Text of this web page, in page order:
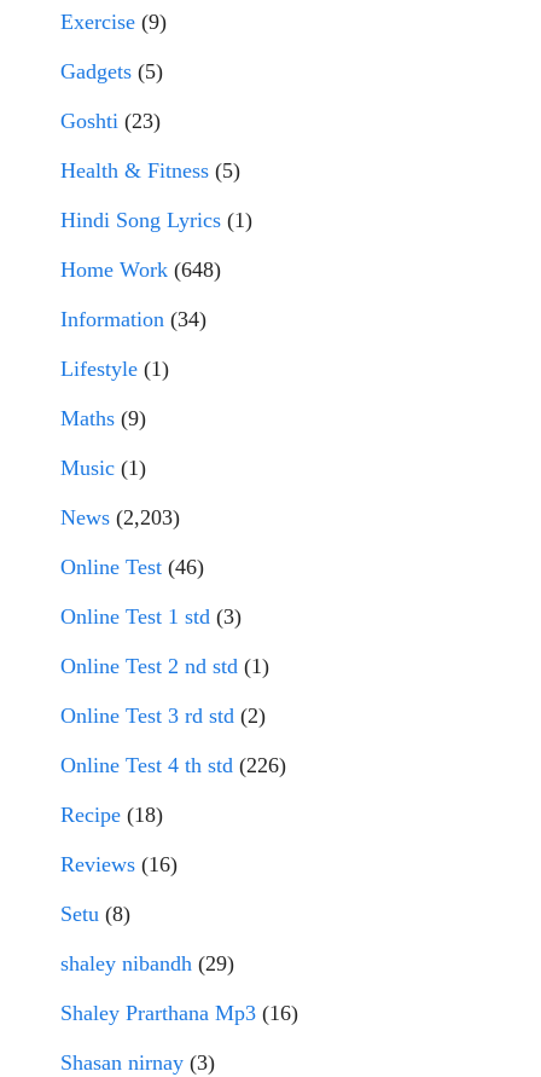
Exercise (9)
Gadgets (5)
Goshti (23)
Health & Fitness (5)
Hindi Song Lyrics (1)
Home Work (648)
Information (34)
Lifestyle (1)
Maths (9)
Music (1)
News (2,203)
Online Test (46)
Online Test 1 std (3)
Online Test 2 nd std (1)
Online Test 3 rd std (2)
Online Test 4 th std (226)
Recipe (18)
Reviews (16)
Setu (8)
shaley nibandh (29)
Shaley Prarthana Mp3 (16)
Shasan nirnay (3)